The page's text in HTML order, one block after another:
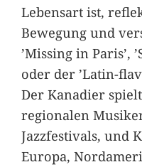
Lebensart ist,
Bewegung und
’Missing in Paris’,
oder der ’Latin-
Der Kanadier
regionalen
Jazzfestivals, und
Europa,